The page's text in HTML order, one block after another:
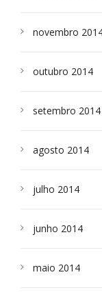
novembro
outubro 2014
setembro 2014
agosto 2014
julho 2014
junho 2014
maio 2014